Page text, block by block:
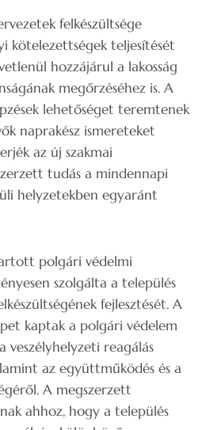
felkészültsége
kötelezettségek teljesítését
hozzájárul a lakosság
megőrzéséhez is. A
lehetőséget teremtenek
naprakész ismereteket
az új szakmai
tudás a mindennapi
helyzetekben egyaránt
polgári védelmi
szolgálta a település
fejlesztését. A
kaptak a polgári védelem
veszélyhelyzeti reagálás
az együttműködés és a
A megszerzett
ahhoz, hogy a település